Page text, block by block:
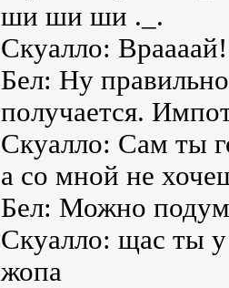
ши ши ши ._.
Скуалло:
Бел: Ну
получается.
Скуалло: Сам ты
а со мной не
Бел: Можно
Скуалло: щас ты у
жопа